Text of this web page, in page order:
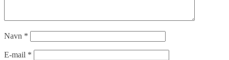
Navn *
E-mail *